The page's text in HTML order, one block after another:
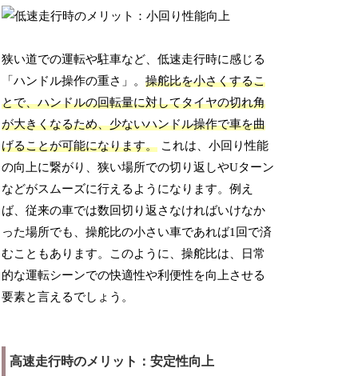
狭い道での運転や駐車など、低速走行時に感じる
「ハンドル操作の重さ」。操舵比を小さくするこ
とで、ハンドルの回転量に対してタイヤの切れ角
が大きくなるため、少ないハンドル操作で車を曲
げることが可能になります。 これは、小回り性能
の向上に繋がり、狭い場所での切り返しやUターン
などがスムーズに行えるようになります。例え
ば、従来の車では数回切り返さなければいけなか
った場所でも、操舵比の小さい車であれば1回で済
むこともあります。このように、操舵比は、日常
的な運転シーンでの快適性や利便性を向上させる
要素と言えるでしょう。
高速走行時のメリット：安定性向上